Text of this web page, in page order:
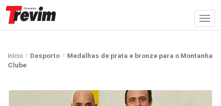
Início Desporto
Medalhas de prata e bronze para o Montanha
Clube